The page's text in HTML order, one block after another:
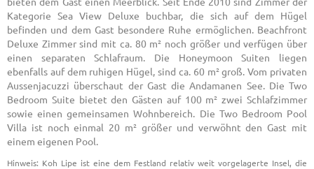
Kategorie Sea View Deluxe buchbar, die sich auf dem Hügel
befinden und dem Gast besondere Ruhe ermöglichen. Beachfront
Deluxe Zimmer sind mit ca. 80 m² noch größer und verfügen über
einen separaten Schlafraum. Die Honeymoon Suiten liegen
ebenfalls auf dem ruhigen Hügel, sind ca. 60 m² groß. Vom privaten
Aussenjacuzzi überschaut der Gast die Andamanen See. Die Two
Bedroom Suite bietet den Gästen auf 100 m² zwei Schlafzimmer
sowie einen gemeinsamen Wohnbereich. Die Two Bedroom Pool
Villa ist noch einmal 20 m² größer und verwöhnt den Gast mit
einem eigenen Pool.
Hinweis: Koh Lipe ist eine dem Festland relativ weit vorgelagerte Insel, die